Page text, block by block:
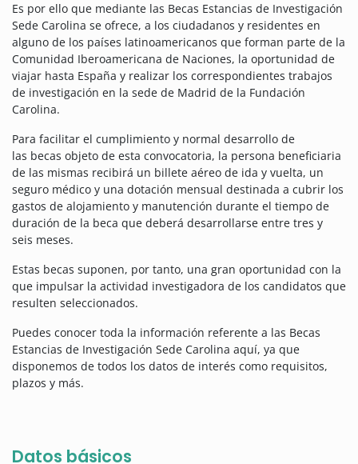
Es por ello que mediante las Becas Estancias de Investigación
Sede Carolina se ofrece, a los ciudadanos y residentes en
alguno de los países latinoamericanos que forman parte de la
Comunidad Iberoamericana de Naciones, la oportunidad de
viajar hasta España y realizar los correspondientes trabajos
de investigación en la sede de Madrid de la Fundación
Carolina.
Para facilitar el cumplimiento y normal desarrollo de
las becas objeto de esta convocatoria, la persona beneficiaria
de las mismas recibirá un billete aéreo de ida y vuelta, un
seguro médico y una dotación mensual destinada a cubrir los
gastos de alojamiento y manutención durante el tiempo de
duración de la beca que deberá desarrollarse entre tres y
seis meses.
Estas becas suponen, por tanto, una gran oportunidad con la
que impulsar la actividad investigadora de los candidatos que
resulten seleccionados.
Puedes conocer toda la información referente a las Becas
Estancias de Investigación Sede Carolina aquí, ya que
disponemos de todos los datos de interés como requisitos,
plazos y más.
Datos básicos